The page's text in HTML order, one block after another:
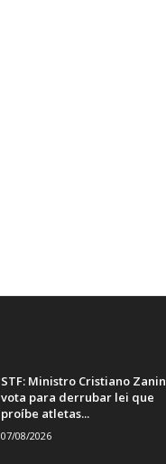
STF: Ministro Cristiano Zanin
vota para derrubar lei que
proíbe atletas...
07/08/2026